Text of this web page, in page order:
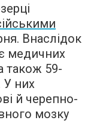
Внаслідок
медичних
також 59-
У них
й черепно-
мозку